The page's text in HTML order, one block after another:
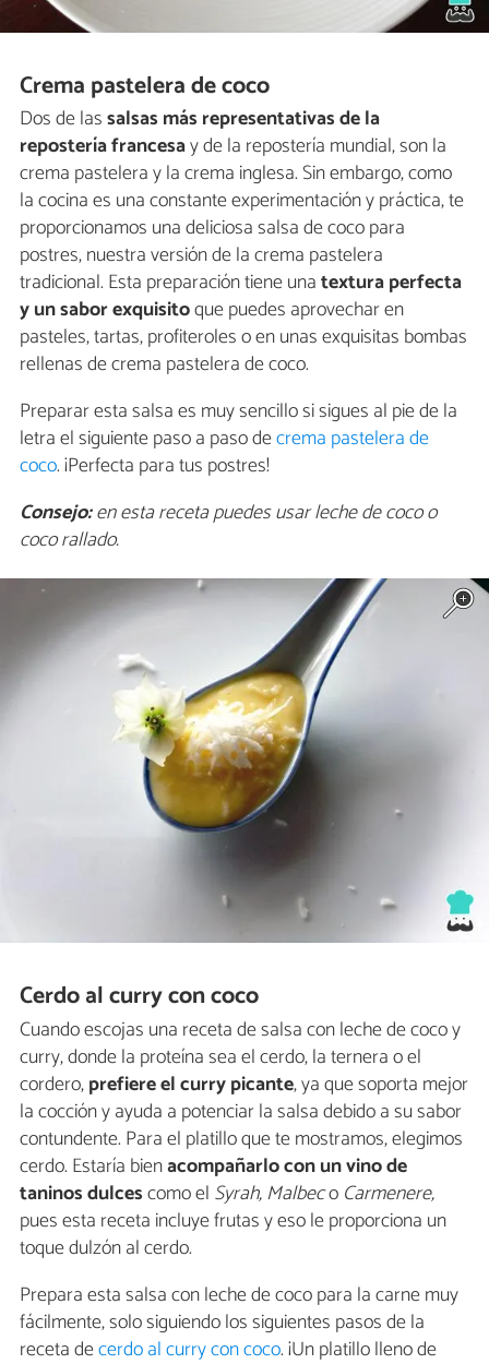
Crema pastelera de coco
Dos de lassalsas más representativas de la
repostería francesay de la repostería mundial, son la
crema pastelera y la crema inglesa. Sin embargo, como
la cocina es una constante experimentación y práctica, te
proporcionamos una deliciosa salsa de coco para
postres, nuestra versión de la crema pastelera
tradicional. Esta preparación tiene unatextura perfecta
y un sabor exquisitoque puedes aprovechar en
pasteles, tartas, profiteroles o en unas exquisitas bombas
rellenas de crema pastelera de coco.
Preparar esta salsa es muy sencillo si sigues al pie de la
letra el siguiente paso a paso decrema pastelera de
coco.¡Perfecta para tus postres!
Consejo:en esta receta puedes usar leche de coco o
coco rallado.
Cerdo al curry con coco
Cuando escojas una receta de salsa con leche de coco y
curry, donde la proteína sea el cerdo, la ternera o el
cordero,prefiere el curry picante, ya que soporta mejor
la cocción y ayuda a potenciar la salsa debido a su sabor
contundente. Para el platillo que te mostramos, elegimos
cerdo. Estaría bienacompañarlo con un vino de
taninos dulcescomo el Syrah, Malbeco Carmenere,
pues esta receta incluye frutas y eso le proporciona un
toque dulzón al cerdo.
Prepara esta salsa con leche de coco para la carne muy
fácilmente, solo siguiendo los siguientes pasos de la
receta decerdo al curry con coco. ¡Un platillo lleno de